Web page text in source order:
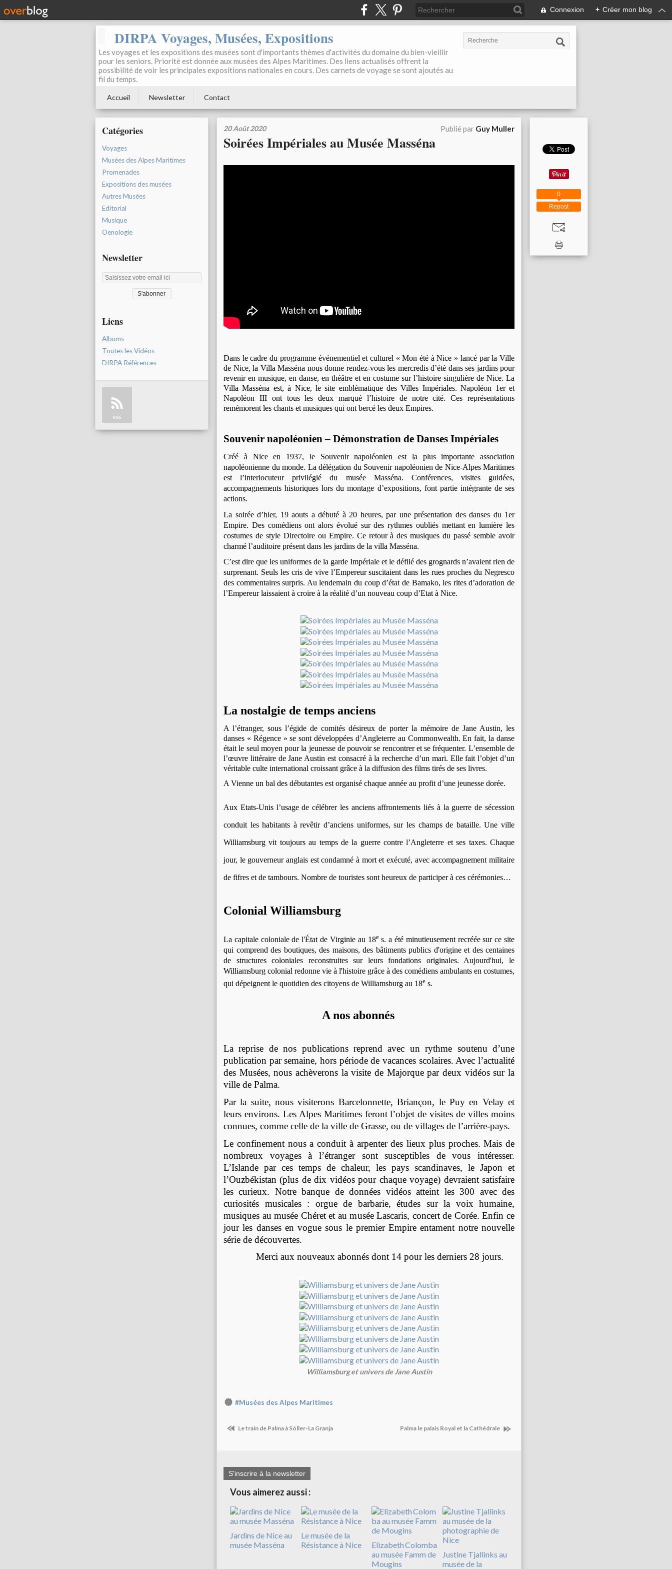
Connexion + Créer mon blog
DIRPA Voyages, Musées, Expositions
Les voyages et les expositions des musées sont d'importants thèmes d'activités du domaine du bien-vieillir
pour les seniors. Priorité est donnée aux musées des Alpes Maritimes. Des liens actualisés offrent la
possibilité de voir les principales expositions nationales en cours. Des carnets de voyage se sont ajoutés au
fil du temps.
Accueil Newsletter Contact
Catégories
Voyages
Musées des Alpes Maritimes
Promenades
Expositions des musées
Autres Musées
Editorial
Musique
Oenologie
Newsletter
Liens
Albums
Toutes les Vidéos
DIRPA Références
RSS
20 Août 2020 Publié par Guy Muller
Soirées Impériales au Musée Masséna
Dans le cadre du programme événementiel et culturel « Mon été à Nice » lancé par la Ville
de Nice, la Villa Masséna nous donne rendez-vous les mercredis d’été dans ses jardins pour
revenir en musique, en danse, en théâtre et en costume sur l’histoire singulière de Nice. La
Villa Masséna est, à Nice, le site emblématique des Villes Impériales. Napoléon 1er et
Napoléon III ont tous les deux marqué l’histoire de notre cité. Ces représentations
remémorent les chants et musiques qui ont bercé les deux Empires.
Souvenir napoléonien – Démonstration de Danses Impériales
Créé à Nice en 1937, le Souvenir napoléonien est la plus importante association
napoléonienne du monde. La délégation du Souvenir napoléonien de Nice-Alpes Maritimes
est l’interlocuteur privilégié du musée Masséna. Conférences, visites guidées,
accompagnements historiques lors du montage d’expositions, font partie intégrante de ses
actions.
La soirée d’hier, 19 aouts a débuté à 20 heures, par une présentation des danses du 1er
Empire. Des comédiens ont alors évolué sur des rythmes oubliés mettant en lumière les
costumes de style Directoire ou Empire. Ce retour à des musiques du passé semble avoir
charmé l’auditoire présent dans les jardins de la villa Masséna.
C’est dire que les uniformes de la garde Impériale et le défilé des grognards n’avaient rien de
surprenant. Seuls les cris de vive l’Empereur suscitaient dans les rues proches du Negresco
des commentaires surpris. Au lendemain du coup d’état de Bamako, les rites d’adoration de
l’Empereur laissaient à croire à la réalité d’un nouveau coup d’Etat à Nice.
La nostalgie de temps anciens
A l’étranger, sous l’égide de comités désireux de porter la mémoire de Jane Austin, les
danses « Régence » se sont développées d’Angleterre au Commonwealth. En fait, la danse
était le seul moyen pour la jeunesse de pouvoir se rencontrer et se fréquenter. L’ensemble de
l’œuvre littéraire de Jane Austin est consacré à la recherche d’un mari. Elle fait l’objet d’un
véritable culte international croissant grâce à la diffusion des films tirés de ses livres.
A Vienne un bal des débutantes est organisé chaque année au profit d’une jeunesse dorée.
Aux Etats-Unis l’usage de célébrer les anciens affrontements liés à la guerre de sécession
conduit les habitants à revêtir d’anciens uniformes, sur les champs de bataille. Une ville
Williamsburg vit toujours au temps de la guerre contre l’Angleterre et ses taxes. Chaque
jour, le gouverneur anglais est condamné à mort et exécuté, avec accompagnement militaire
de fifres et de tambours. Nombre de touristes sont heureux de participer à ces cérémonies…
Colonial Williamsburg
La capitale coloniale de l'État de Virginie au 18es. a été minutieusement recréée sur ce site
qui comprend des boutiques, des maisons, des bâtiments publics d'origine et des centaines
de structures coloniales reconstruites sur leurs fondations originales. Aujourd'hui, le
Williamsburg colonial redonne vie à l'histoire grâce à des comédiens ambulants en costumes,
qui dépeignent le quotidien des citoyens de Williamsburg au 18e s.
A nos abonnés
La reprise de nos publications reprend avec un rythme soutenu d’une
publication par semaine, hors période de vacances scolaires. Avec l’actualité
des Musées, nous achèverons la visite de Majorque par deux vidéos sur la
ville de Palma.
Par la suite, nous visiterons Barcelonnette, Briançon, le Puy en Velay et
leurs environs. Les Alpes Maritimes feront l’objet de visites de villes moins
connues, comme celle de la ville de Grasse, ou de villages de l’arrière-pays.
Le confinement nous a conduit à arpenter des lieux plus proches. Mais de
nombreux voyages à l’étranger sont susceptibles de vous intéresser.
L’Islande par ces temps de chaleur, les pays scandinaves, le Japon et
l’Ouzbékistan (plus de dix vidéos pour chaque voyage) devraient satisfaire
les curieux. Notre banque de données vidéos atteint les 300 avec des
curiosités musicales : orgue de barbarie, études sur la voix humaine,
musiques au musée Chéret et au musée Lascaris, concert de Corée. Enfin ce
jour les danses en vogue sous le premier Empire entament notre nouvelle
série de découvertes.
Merci aux nouveaux abonnés dont 14 pour les derniers 28 jours.
Williamsburg et univers de Jane Austin
#Musées des Alpes Maritimes
Le train de Palma à Sóller-La Granja Palma le palais Royal et la Cathédrale
S'inscrire à la newsletter
Vous aimerez aussi :
Jardins de Nice au
musée Masséna
Le musée de la
Résistance à Nice
Elizabeth Colomba
au musée Famm de
Mougins
Justine Tjallinks au
musée de la
Repost
0